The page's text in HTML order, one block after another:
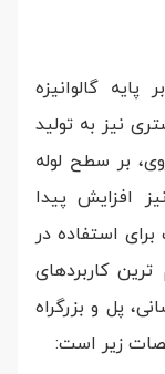
گالوانیزه
نیز به تولید
بر سطح لوله
افزایش پیدا
استفاده در
کاربرد‌های
پل و بزرگراه
زیر است: